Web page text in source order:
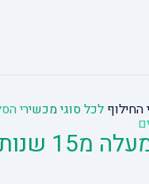
החילוף לכל סוגי מכשירי
ניסיון